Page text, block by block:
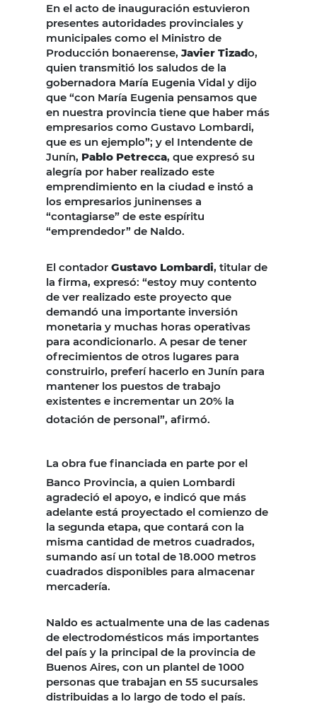
En el acto de inauguración estuvieron
presentes autoridades provinciales y
municipales como el Ministro de
Producción bonaerense, Javier Tizado,
quien transmitió los saludos de la
gobernadora María Eugenia Vidal y dijo
que “con María Eugenia pensamos que
en nuestra provincia tiene que haber más
empresarios como Gustavo Lombardi,
que es un ejemplo”; y el Intendente de
Junín, Pablo Petrecca, que expresó su
alegría por haber realizado este
emprendimiento en la ciudad e instó a
los empresarios juninenses a
“contagiarse” de este espíritu
“emprendedor” de Naldo.
El contador Gustavo Lombardi, titular de
la firma, expresó: “estoy muy contento
de ver realizado este proyecto que
demandó una importante inversión
monetaria y muchas horas operativas
para acondicionarlo. A pesar de tener
ofrecimientos de otros lugares para
construirlo, preferí hacerlo en Junín para
mantener los puestos de trabajo
existentes e incrementar un 20% la
dotación de personal”, afirmó.
La obra fue financiada en parte por el
Banco Provincia, a quien Lombardi
agradeció el apoyo, e indicó que más
adelante está proyectado el comienzo de
la segunda etapa, que contará con la
misma cantidad de metros cuadrados,
sumando así un total de 18.000 metros
cuadrados disponibles para almacenar
mercadería.
Naldo es actualmente una de las cadenas
de electrodomésticos más importantes
del país y la principal de la provincia de
Buenos Aires, con un plantel de 1000
personas que trabajan en 55 sucursales
distribuidas a lo largo de todo el país.